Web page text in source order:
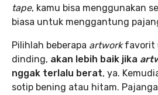
tape, kamu bisa menggunakan
biasa untuk menggantung
Pilihlah beberapa artworkfavorit
dinding, akan lebih baik jika
nggak terlalu berat, ya.
sotip bening atau hitam.